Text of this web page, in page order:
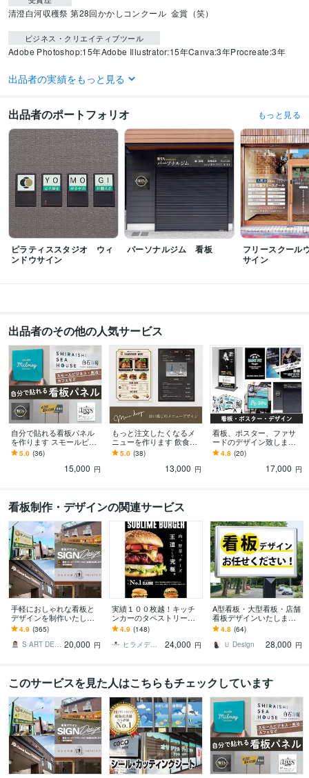
清澄白河収穫祭 第28回かかしコンクール  金賞（笑）
ビジネス・クリエイティブツール
Adobe Photoshop:15年Adobe Illustrator:15年Canva:3年Procreate:3年
得意分野
看板 のぼり チラシ トレース
接骨院
エステ
飲食業
動画編集・映像制作 画像処理
画像処理 切り抜き 飲食店 メニュー photoshop
出品者の実績をもっと見る
出品者のポートフォリオ もっと見る
ピラティススタジオ ウィ
ンドウサイン
パーソナルジム 看板
フリースクール
サイン
出品者のその他の人気サービス
自分で貼れる看板パネル
を作ります スモールビジ
ネスを応援します！
5.0 (36)
15,000 円
もっと注文したくなるメ
ニューを作ります 飲食店
様向け、女性向け、外国
語メニューをデザインし
5.0 (38)
13,000 円
看板、ポスター、ファサ
ードのデザイン致します
店頭集客が得意です！ひ
と目でわかりやすい看板
4.8 (20)
17,000 円
看板制作・デザインの関連サービス
手軽におしゃれな看板と
デザインを制作いたしま
す 看板・ウィンドウサイ
ンをご提案致します（デ
ザインのみも可能）
4.9 (365)
S ART DESIGN 20,000 円
実績１００枚越！キッチ
ンカーのタペストリー作
ります 【入稿費・送料無
料】デザインから印刷発
注～納品までコミコミ！
4.9 (148)
ヒラメデザイン
24,000 円
A型看板・大型看板・店舗
看板デザインいたします
ポスター・ウィンドウサ
イン・初めての方親切丁
寧対応いたします
4.8 (64)
Ｕ Design
28,000 円
このサービスを見た人はこちらもチェックしています